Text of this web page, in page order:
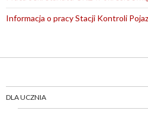
Informacja o pracy Stacji Kontroli
DLA UCZNIA